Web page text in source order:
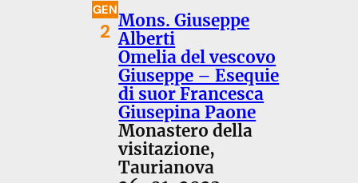
GEN
2 Mons. Giuseppe
Alberti
Omelia del vescovo
Giuseppe – Esequie
di suor Francesca
Giusepina Paone
Monastero della
visitazione,
Taurianova